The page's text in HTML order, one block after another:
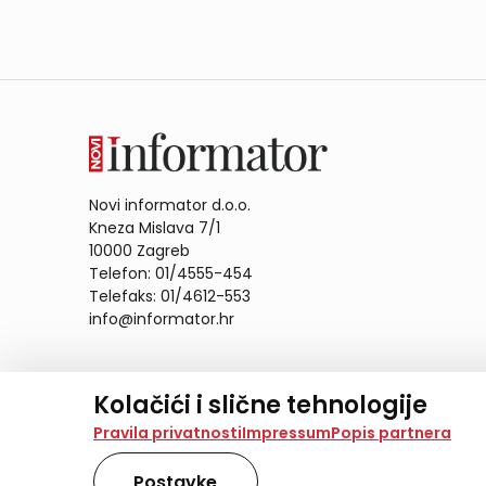
Kolačići i slične tehnologije
Na našoj web stranici koristimo kolačiće i slične
analiziramo promet na stranici te prikazujemo
također koriste ove tehnologije.
Pravila privatnostiImpressumPopis partnera
Novi informator d.o.o.
Kneza Mislava 7/1
10000 Zagreb
Telefon: 01/4555-454
Telefaks: 01/4612-553
info@informator.hr